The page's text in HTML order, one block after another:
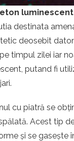
destinata
deosebit
timpul zilei iar
putand fi
cu piatră se
Acest tip
și se gasește